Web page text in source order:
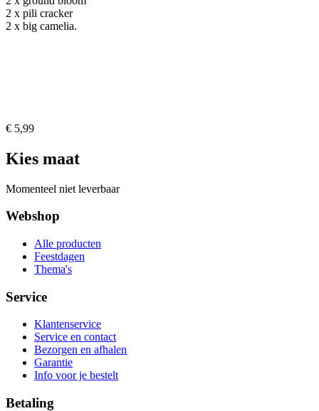
2 x pili cracker
2 x big camelia.
€ 5,99
Kies maat
Momenteel niet leverbaar
Webshop
Alle producten
Feestdagen
Thema's
Service
Klantenservice
Service en contact
Bezorgen en afhalen
Garantie
Info voor je bestelt
Betaling